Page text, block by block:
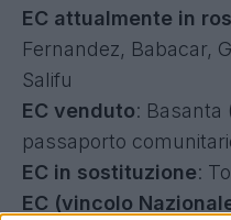
EC attualmente in
Fernandez, Babacar,
Salifu
EC venduto: Basanta
passaporto
EC in sostituzione:
EC (vincolo